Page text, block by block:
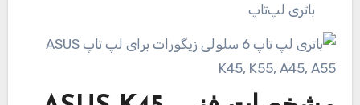
باتری لپ‌تاپ